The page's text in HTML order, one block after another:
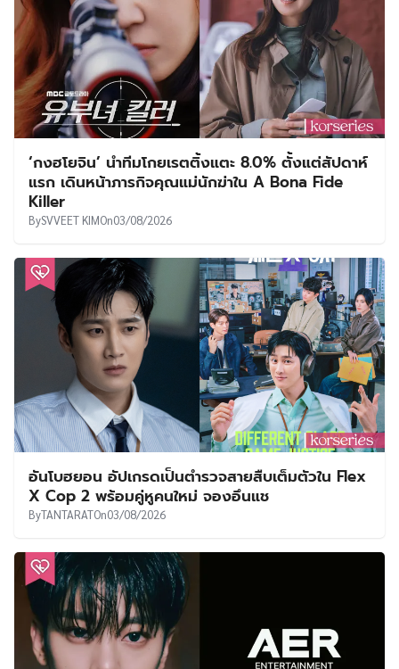
‘กงฮโยจิน’ นำทีมโกยเรตติ้งแตะ 8.0% ตั้งแต่สัปดาห์
แรก เดินหน้าภารกิจคุณแม่นักฆ่าใน A Bona Fide
Killer
BySVVEET KIMOn03/08/2026
อันโบฮยอน อัปเกรดเป็นตำรวจสายสืบเต็มตัวใน Flex
X Cop 2 พร้อมคู่หูคนใหม่ จองอึนแช
ByTANTARATOn03/08/2026